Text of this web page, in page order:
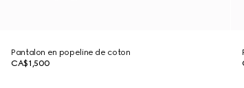
Pantalon en popeline de coton
CA$1,500